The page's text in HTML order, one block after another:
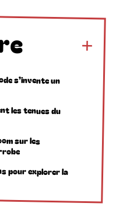
s’invente un
les tenues du
sur les
pour explorer la